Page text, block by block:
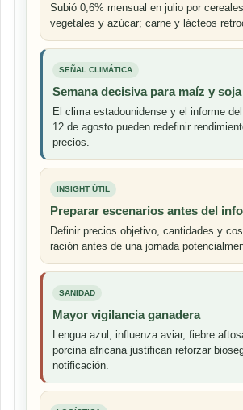
Subió 0,6% mensual en julio por
vegetales y azúcar; carne y lácteos
SEÑAL CLIMÁTICA
Semana decisiva para maíz y soja
El clima estadounidense y el informe
12 de agosto pueden redefinir
precios.
INSIGHT ÚTIL
Preparar escenarios antes del
Definir precios objetivo, cantidades y
ración antes de una jornada
SANIDAD
Mayor vigilancia ganadera
Lengua azul, influenza aviar, fiebre
porcina africana justifican reforzar
notificación.